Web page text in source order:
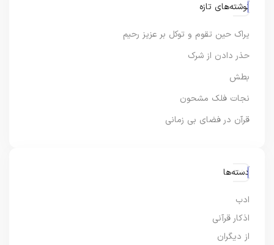
نوشته‌های تازه
یراک حین تقوم و توکل بر عزیز رحیم
حذر دادن از شرک
بطش
نجات فلک مشحون
قرآن در فضای بی زمانی
دسته‌ها
ادب
اذکار قرآنی
از دیگران